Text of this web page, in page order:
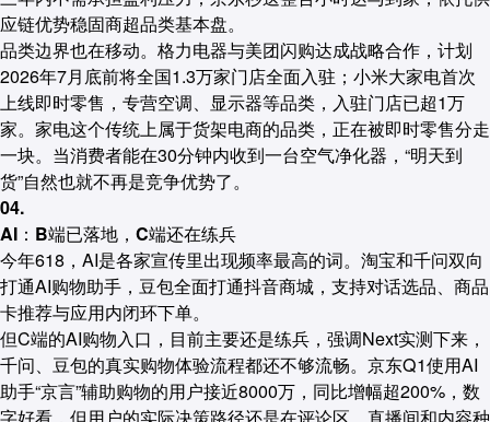
应链优势稳固商超品类基本盘。
品类边界也在移动。格力电器与美团闪购达成战略合作，计划
2026年7月底前将全国1.3万家门店全面入驻；小米大家电首次
上线即时零售，专营空调、显示器等品类，入驻门店已超1万
家。家电这个传统上属于货架电商的品类，正在被即时零售分走
一块。当消费者能在30分钟内收到一台空气净化器，“明天到
货”自然也就不再是竞争优势了。
04.
AI：B端已落地，C端还在练兵
今年618，AI是各家宣传里出现频率最高的词。淘宝和千问双向
打通AI购物助手，豆包全面打通抖音商城，支持对话选品、商品
卡推荐与应用内闭环下单。
但C端的AI购物入口，目前主要还是练兵，强调Next实测下来，
千问、豆包的真实购物体验流程都还不够流畅。京东Q1使用AI
助手“京言”辅助购物的用户接近8000万，同比增幅超200%，数